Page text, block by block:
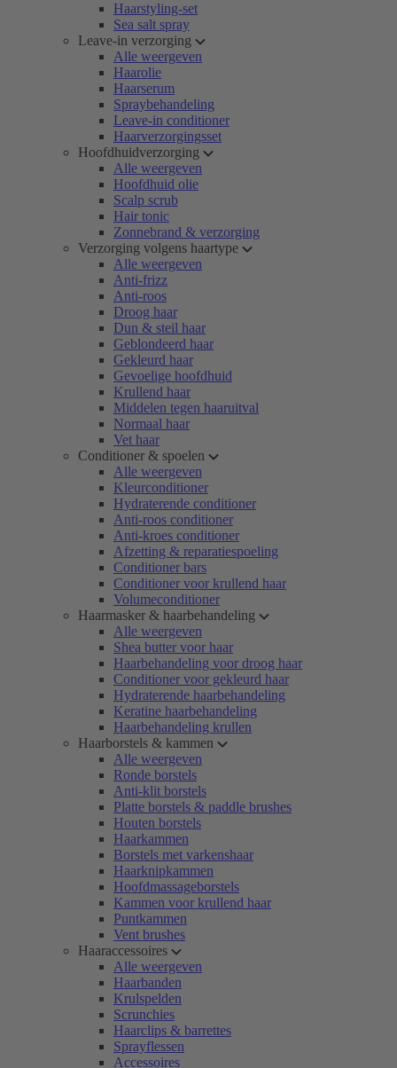
Haarstyling-set
Sea salt spray
Leave-in verzorging
Alle weergeven
Haarolie
Haarserum
Spraybehandeling
Leave-in conditioner
Haarverzorgingsset
Hoofdhuidverzorging
Alle weergeven
Hoofdhuid olie
Scalp scrub
Hair tonic
Zonnebrand & verzorging
Verzorging volgens haartype
Alle weergeven
Anti-frizz
Anti-roos
Droog haar
Dun & steil haar
Geblondeerd haar
Gekleurd haar
Gevoelige hoofdhuid
Krullend haar
Middelen tegen haaruitval
Normaal haar
Vet haar
Conditioner & spoelen
Alle weergeven
Kleurconditioner
Hydraterende conditioner
Anti-roos conditioner
Anti-kroes conditioner
Afzetting & reparatiespoeling
Conditioner bars
Conditioner voor krullend haar
Volumeconditioner
Haarmasker & haarbehandeling
Alle weergeven
Shea butter voor haar
Haarbehandeling voor droog haar
Conditioner voor gekleurd haar
Hydraterende haarbehandeling
Keratine haarbehandeling
Haarbehandeling krullen
Haarborstels & kammen
Alle weergeven
Ronde borstels
Anti-klit borstels
Platte borstels & paddle brushes
Houten borstels
Haarkammen
Borstels met varkenshaar
Haarknipkammen
Hoofdmassageborstels
Kammen voor krullend haar
Puntkammen
Vent brushes
Haaraccessoires
Alle weergeven
Haarbanden
Krulspelden
Scrunchies
Haarclips & barrettes
Sprayflessen
Accessoires